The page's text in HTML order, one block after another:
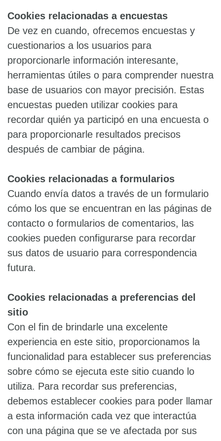
Cookies relacionadas a encuestas
De vez en cuando, ofrecemos encuestas y
cuestionarios a los usuarios para
proporcionarle información interesante,
herramientas útiles o para comprender nuestra
base de usuarios con mayor precisión. Estas
encuestas pueden utilizar cookies para
recordar quién ya participó en una encuesta o
para proporcionarle resultados precisos
después de cambiar de página.
Cookies relacionadas a formularios
Cuando envía datos a través de un formulario
cómo los que se encuentran en las páginas de
contacto o formularios de comentarios, las
cookies pueden configurarse para recordar
sus datos de usuario para correspondencia
futura.
Cookies relacionadas a preferencias del
sitio
Con el fin de brindarle una excelente
experiencia en este sitio, proporcionamos la
funcionalidad para establecer sus preferencias
sobre cómo se ejecuta este sitio cuando lo
utiliza. Para recordar sus preferencias,
debemos establecer cookies para poder llamar
a esta información cada vez que interactúa
con una página que se ve afectada por sus